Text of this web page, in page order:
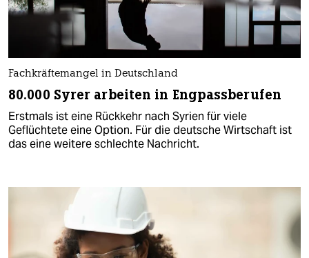
Fachkräftemangel in Deutschland
80.000 Syrer arbeiten in Engpassberufen
Erstmals ist eine Rückkehr nach Syrien für viele
Geflüchtete eine Option. Für die deutsche Wirtschaft ist
das eine weitere schlechte Nachricht.